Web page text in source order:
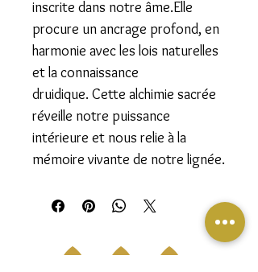
inscrite dans notre âme.Elle
procure un ancrage profond, en
harmonie avec les lois naturelles
et la connaissance
druidique. Cette alchimie sacrée
réveille notre puissance
intérieure et nous relie à la
mémoire vivante de notre lignée.